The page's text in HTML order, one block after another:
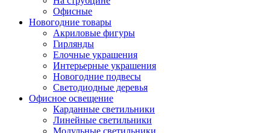
Офисные
Новогодние товары
Акриловые фигуры
Гирлянды
Елочные украшения
Интерьерные украшения
Новогодние подвесы
Светодиодные деревья
Офисное освещение
Карданные светильники
Линейные светильники
Модульные светильники